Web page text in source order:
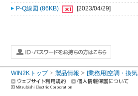
P-Q線図 (86KB)
[2023/04/29]
WIN2Kトップ 製品情報 [業務用]空調・換気